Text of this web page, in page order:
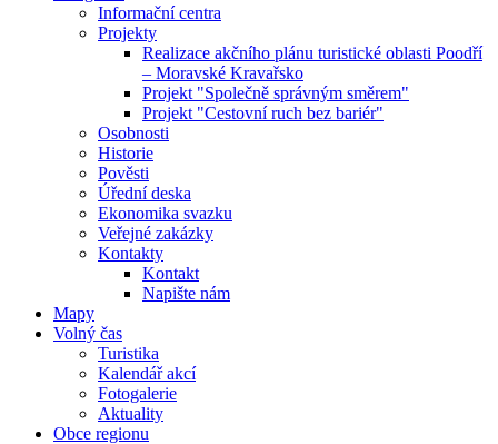
Informační centra
Projekty
Realizace akčního plánu turistické oblasti Poodří
– Moravské Kravařsko
Projekt "Společně správným směrem"
Projekt "Cestovní ruch bez bariér"
Osobnosti
Historie
Pověsti
Úřední deska
Ekonomika svazku
Veřejné zakázky
Kontakty
Kontakt
Napište nám
Mapy
Volný čas
Turistika
Kalendář akcí
Fotogalerie
Aktuality
Obce regionu